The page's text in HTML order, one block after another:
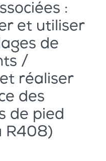
:
et utiliser
de
/
réaliser
des
de pied
R408)